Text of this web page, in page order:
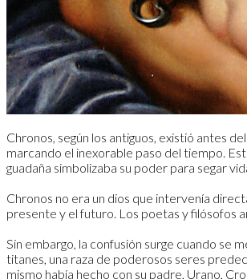
Chronos, según los antiguos, existió antes
marcando el inexorable paso del tiempo.
guadaña simbolizaba su poder para segar
Chronos no era un dios que intervenía
presente y el futuro. Los poetas y filósofos
Sin embargo, la confusión surge cuando se
titanes, una raza de poderosos seres
mismo había hecho con su padre, Urano,